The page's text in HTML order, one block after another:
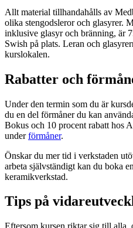
Allt material tillhandahålls av
olika stengodsleror och glasyrer.
inklusive glasyr och bränning, är
Swish på plats. Leran och
kurslokalen.
Rabatter och
Under den termin som du är
du en del förmåner du kan
Bokus och 10 procent rabatt hos
underförmåner.
Önskar du mer tid i verkstaden
arbeta självständigt kan du boka
keramikverkstad.
Tips på